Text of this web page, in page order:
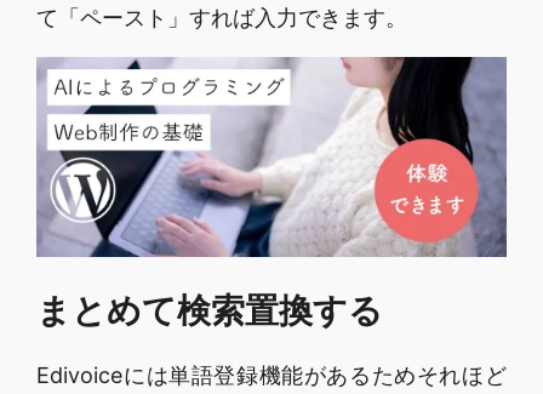
て「ペースト」すれば入力できます。
まとめて検索置換する
Edivoiceには単語登録機能があるためそれほど